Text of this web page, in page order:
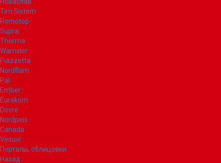
Tim Sistem
Romotop
Supra
Thorma
Wamsler
Piazzetta
Nordflam
Pal
Ember
Eurokom
Dovre
Nordpeis
Canada
Vesuvi
Порталы, облицовки
Назад